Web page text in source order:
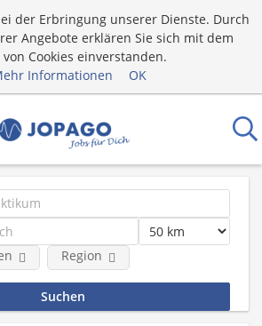
der Erbringung unserer Dienste. Durch
Angebote erklären Sie sich mit dem
von Cookies einverstanden.
Informationen
OK
Region